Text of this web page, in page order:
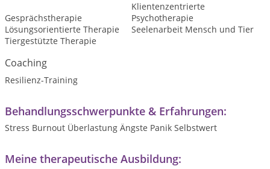
Gesprächstherapie
Klientenzentrierte
Psychotherapie
Lösungsorientierte Therapie
Seelenarbeit Mensch und Tier
Tiergestützte Therapie
Coaching
Resilienz-Training
Behandlungsschwerpunkte & Erfahrungen:
Stress Burnout Überlastung Ängste Panik Selbstwert
Meine therapeutische Ausbildung: